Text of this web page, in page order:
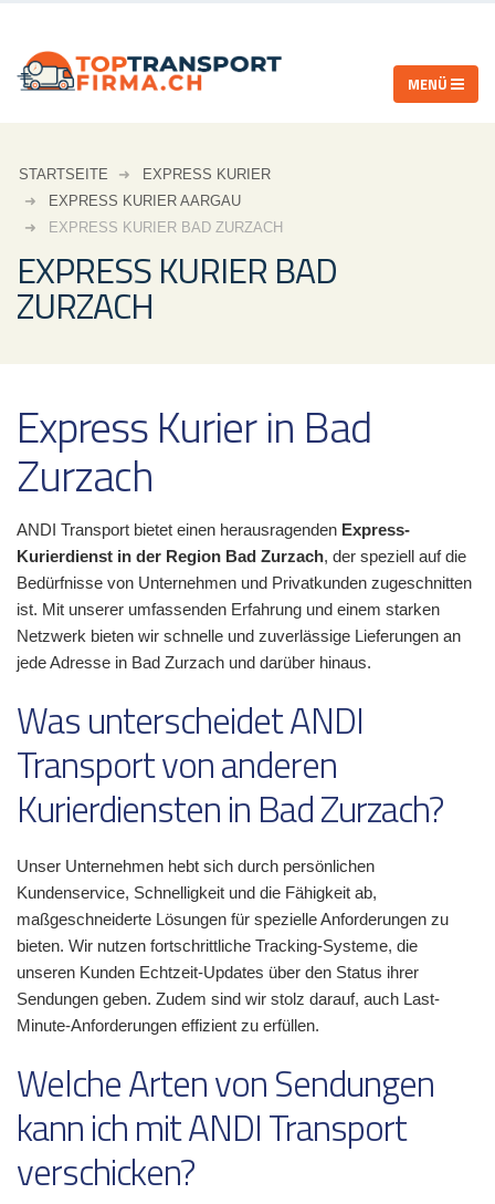
STARTSEITE
EXPRESS KURIER
EXPRESS KURIER AARGAU
EXPRESS KURIER BAD ZURZACH
EXPRESS KURIER BAD
ZURZACH
Express Kurier in Bad
Zurzach
ANDI Transport bietet einen herausragenden Express-
Kurierdienst in der Region Bad Zurzach, der speziell auf die
Bedürfnisse von Unternehmen und Privatkunden zugeschnitten
ist. Mit unserer umfassenden Erfahrung und einem starken
Netzwerk bieten wir schnelle und zuverlässige Lieferungen an
jede Adresse in Bad Zurzach und darüber hinaus.
Was unterscheidet ANDI
Transport von anderen
Kurierdiensten in Bad Zurzach?
Unser Unternehmen hebt sich durch persönlichen
Kundenservice, Schnelligkeit und die Fähigkeit ab,
maßgeschneiderte Lösungen für spezielle Anforderungen zu
bieten. Wir nutzen fortschrittliche Tracking-Systeme, die
unseren Kunden Echtzeit-Updates über den Status ihrer
Sendungen geben. Zudem sind wir stolz darauf, auch Last-
Minute-Anforderungen effizient zu erfüllen.
Welche Arten von Sendungen
kann ich mit ANDI Transport
verschicken?